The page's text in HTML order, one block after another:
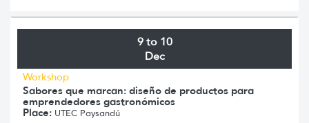
9 to 10
Dec
Workshop
Sabores que marcan: diseño de productos para
emprendedores gastronómicos
Place: UTEC Paysandú